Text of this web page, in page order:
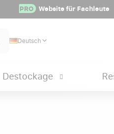
PRO Website für Fachleute
Deutsch
Destockage